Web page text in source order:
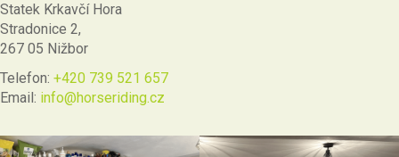
Statek Krkavčí Hora
Stradonice 2,
267 05 Nižbor
Telefon: +420 739 521 657
Email: info@horseriding.cz